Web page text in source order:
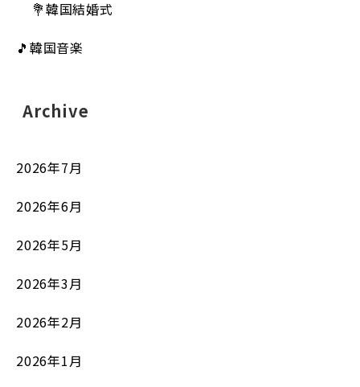
💐韓国結婚式
🎵韓国音楽
Archive
2026年7月
2026年6月
2026年5月
2026年3月
2026年2月
2026年1月